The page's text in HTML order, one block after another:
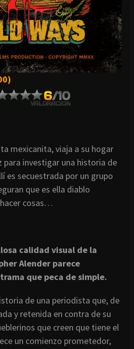
mexicanita, viaja a su hogar
para investigar una historia de
es secuestrada por un grupo
que es ella diablo
cosas…
calidad visual de la
Alender parece
que peca de simple.
de una periodista que, de
y retenida en contra de su
que creen que tiene el
un comienzo prometedor,